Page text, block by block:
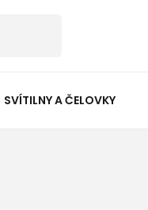
SVÍTILNY A ČELOVKY